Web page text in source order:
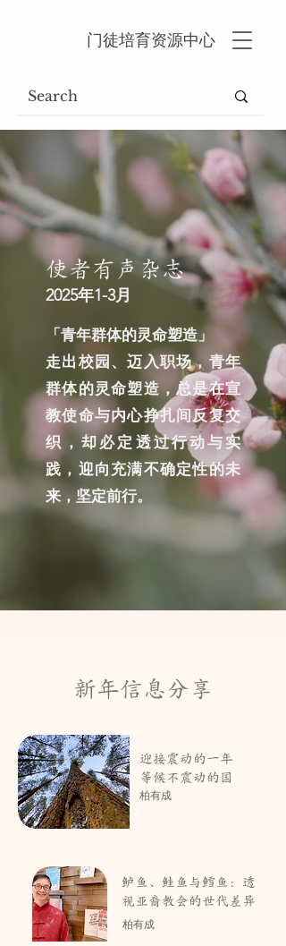
门徒培育资源中心
使者有声杂志
2025年1-3月
「青年群体的灵命塑造」
走出校园、迈入职场，青年
群体的灵命塑造，总是在宣
教使命与内心挣扎间反复交
织，却必定透过行动与实
践，迎向充满不确定性的未
来，坚定前行。
新年信息分享
迎接震动的一年
等候不震动的国
柏有成
鲈鱼、鲑鱼与鳕鱼：透
视亚裔教会的世代差异
柏有成